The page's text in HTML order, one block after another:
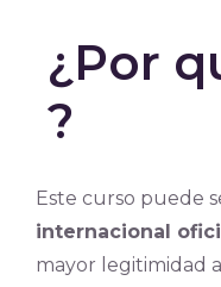
¿Por
?
Este curso puede
internacional
mayor legitimidad